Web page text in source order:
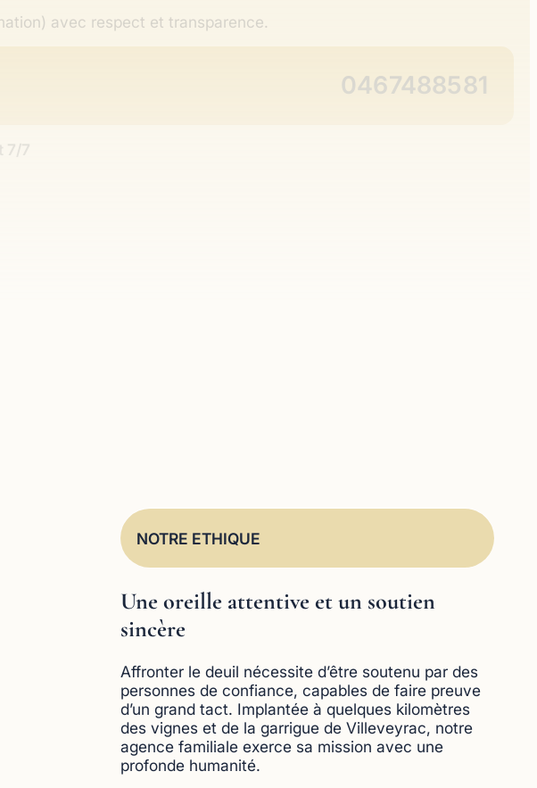
avec respect et transparence.
0467488581
7/7
NOTRE ETHIQUE
Une oreille attentive et un soutien
sincère
Affronter le deuil nécessite d’être soutenu par des
personnes de confiance, capables de faire preuve
d’un grand tact. Implantée à quelques kilomètres
des vignes et de la garrigue de Villeveyrac, notre
agence familiale exerce sa mission avec une
profonde humanité.